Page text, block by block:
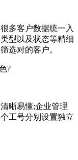
多客户数据统一入
型以及状态等精细
选对的客户。
晰易懂;企业管理
工号分别设置独立